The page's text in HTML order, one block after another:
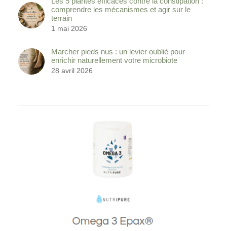
Les 5 plantes efficaces contre la constipation :
comprendre les mécanismes et agir sur le
terrain
1 mai 2026
Marcher pieds nus : un levier oublié pour
enrichir naturellement votre microbiote
28 avril 2026